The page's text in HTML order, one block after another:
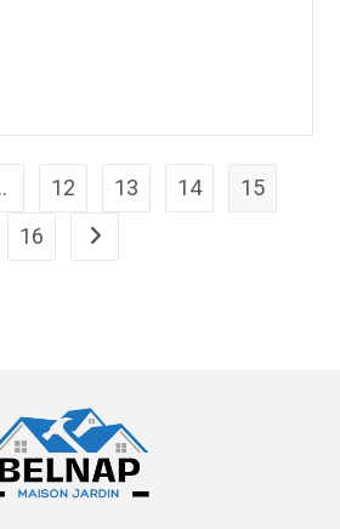
page 12 13 14
15
16
Aller à la page suivante